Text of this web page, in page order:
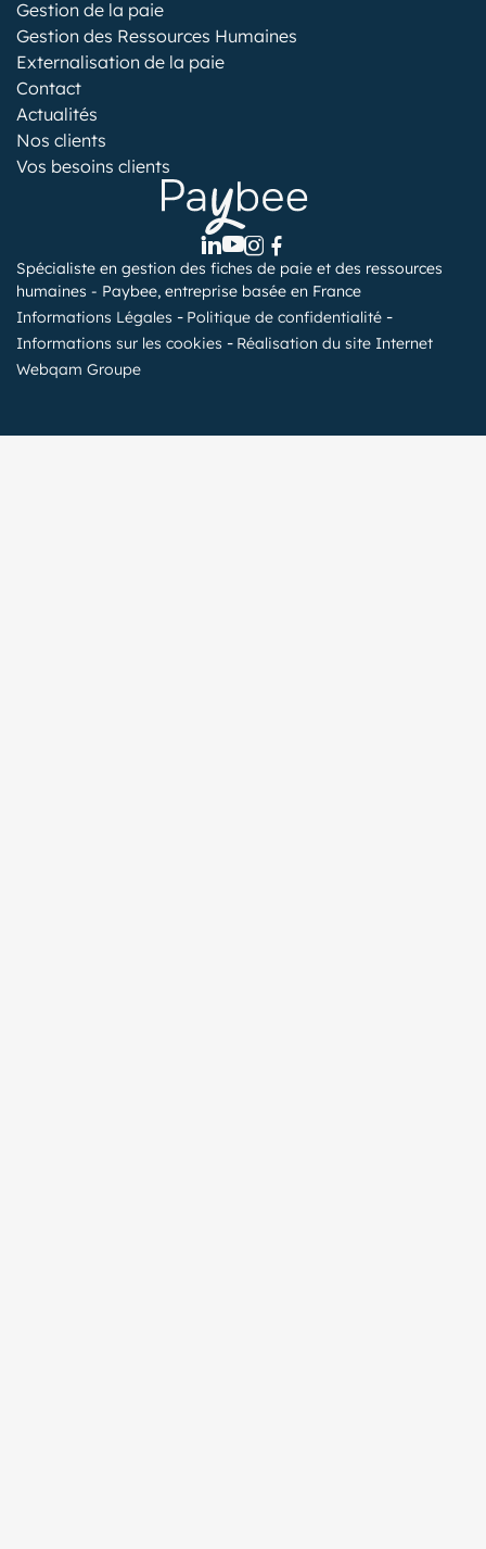
Gestion de la paie
Gestion des Ressources Humaines
Externalisation de la paie
Contact
Actualités
Nos clients
Vos besoins clients
Spécialiste en gestion des fiches de paie et des ressources
humaines - Paybee, entreprise basée en France
Informations Légales
Politique de confidentialité
Informations sur les cookies
Réalisation du site Internet
Webqam Groupe